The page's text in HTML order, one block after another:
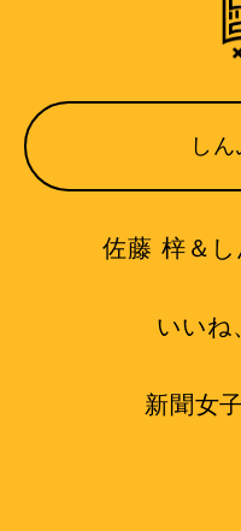
し
佐藤 梓＆
いいね
新聞女